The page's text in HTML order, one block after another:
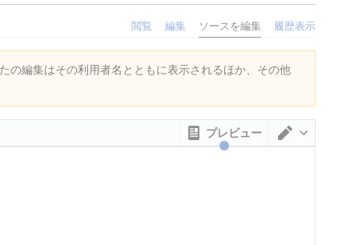
閲覧 編集 ソースを編集 履歴表示
の編集はその利用者名とともに表示されるほか、その他
エディタ
プレビュー